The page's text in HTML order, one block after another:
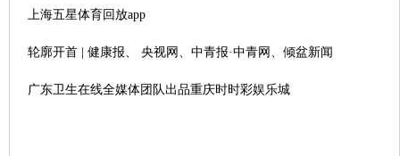
上海五星体育回放app
轮廓开首 | 健康报、 央视网、中青报·中青网、倾盆新闻
广东卫生在线全媒体团队出品重庆时时彩娱乐城